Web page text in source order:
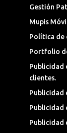
Gestión
Mupis
Política de
Portfolio
Publicidad
clientes.
Publicidad
Publicidad
Publicidad